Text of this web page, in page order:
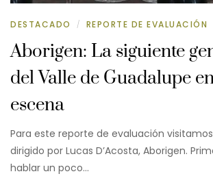
DESTACADO / REPORTE DE EVALUACIÓN
Aborigen: La siguiente
del Valle de Guadalupe
escena
Para este reporte de evaluación
dirigido por Lucas D’Acosta, Aborigen.
hablar un poco…